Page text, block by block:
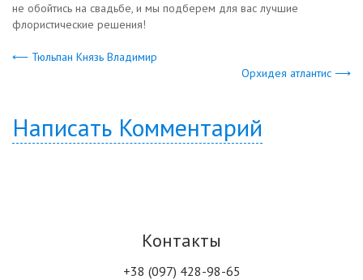
не обойтись на свадьбе, и мы подберем для вас лучшие
флористические решения!
⟵ Тюльпан Князь Владимир
Орхидея атлантис ⟶
Написать Комментарий
Контакты
+38 (097) 428-98-65